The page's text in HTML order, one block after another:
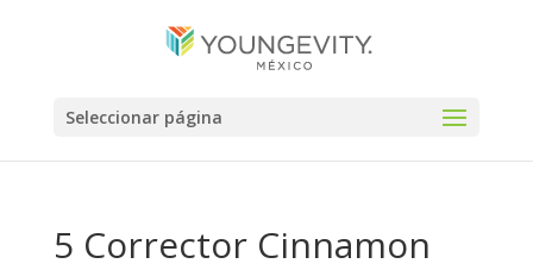
Seleccionar página
5 Corrector Cinnamon